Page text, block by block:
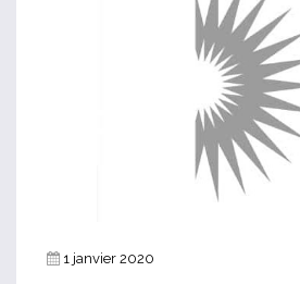
1 janvier 2020